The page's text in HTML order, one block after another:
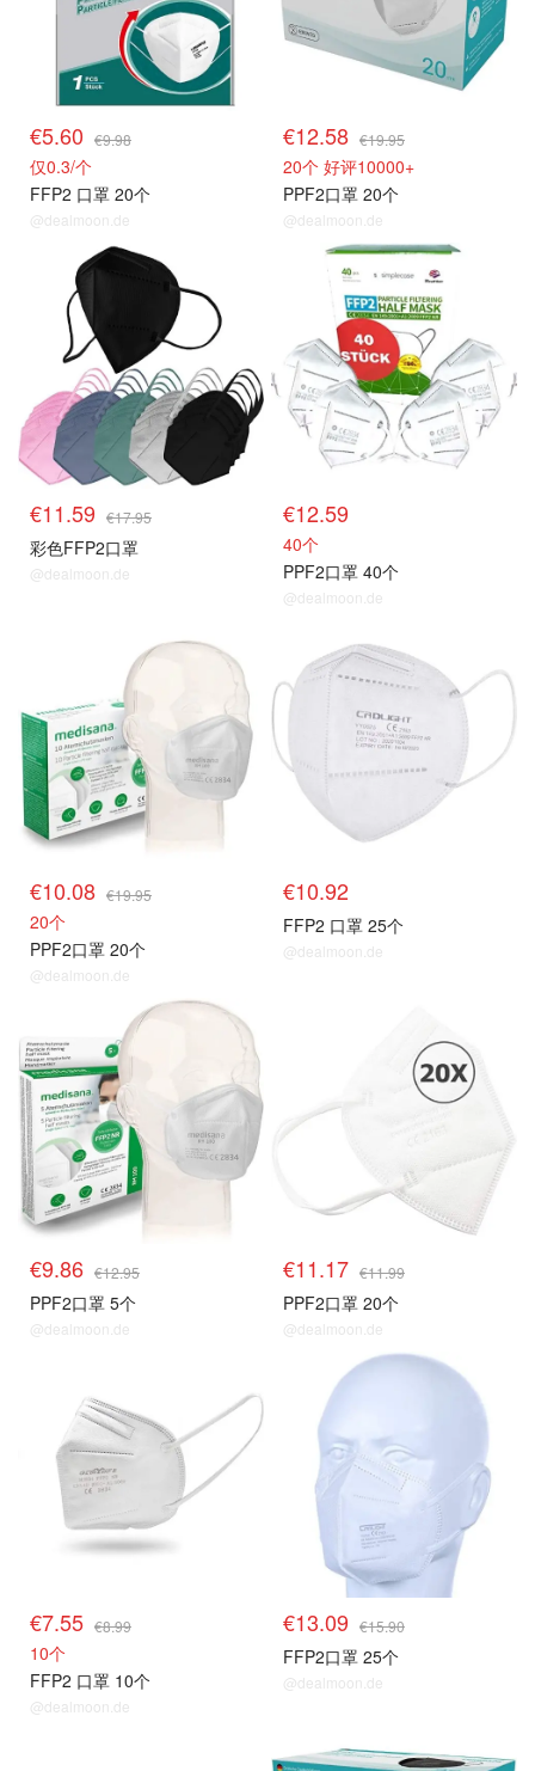
€5.60 €9.98
仅0.3/个
FFP2 口罩 20个
@dealmoon.de
€12.58 €19.95
20个 好评10000+
PPF2口罩 20个
@dealmoon.de
€11.59 €17.95
彩色FFP2口罩
@dealmoon.de
€12.59
40个
PPF2口罩 40个
@dealmoon.de
€10.08 €19.95
20个
PPF2口罩 20个
@dealmoon.de
€10.92
FFP2 口罩 25个
@dealmoon.de
€9.86 €12.95
PPF2口罩 5个
@dealmoon.de
€11.17 €11.99
PPF2口罩 20个
@dealmoon.de
€7.55 €8.99
10个
FFP2 口罩 10个
@dealmoon.de
€13.09 €15.90
FFP2口罩 25个
@dealmoon.de